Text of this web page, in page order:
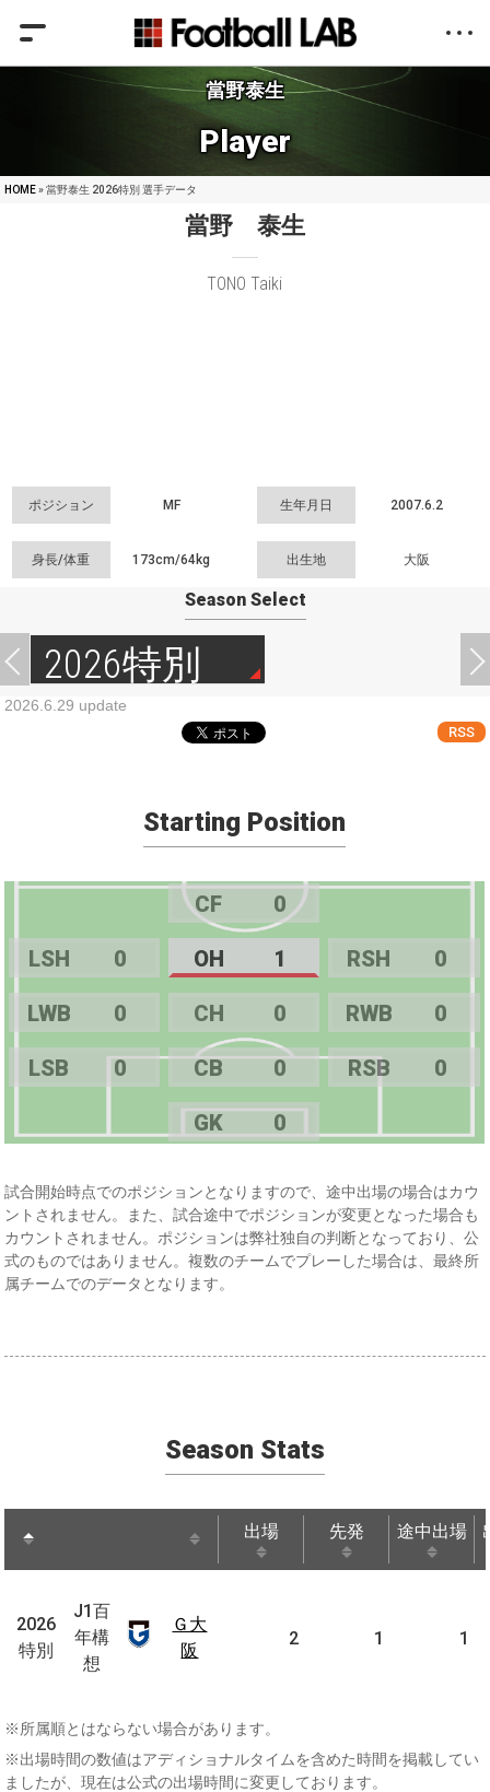
當野泰生
Player
HOME» 當野泰生 2026特別 選手データ
當野 泰生
TONO Taiki
ポジション MF 生年月日 2007.6.2
身長/体重 173cm/64kg 出生地 大阪
Season Select
2026特別
2026.6.29 update
RSS
Starting Position
CF 0
LSH 0 OH 1 RSH 0
LWB 0 CH 0 RWB 0
LSB 0 CB 0 RSB 0
GK 0
試合開始時点でのポジションとなりますので、途中出場の場合はカウ
ントされません。また、試合途中でポジションが変更となった場合も
カウントされません。ポジションは弊社独自の判断となっており、公
式のものではありません。複数のチームでプレーした場合は、最終所
属チームでのデータとなります。
Season Stats
出場 先発 途中出場
2026
特別
百
年
Ｇ大
阪
2 1 1
2026
特別
J1百
年構
想
Ｇ大
阪
※所属順とはならない場合があります。
※出場時間の数値はアディショナルタイムを含めた時間を掲載してい
ましたが、現在は公式の出場時間に変更しております。